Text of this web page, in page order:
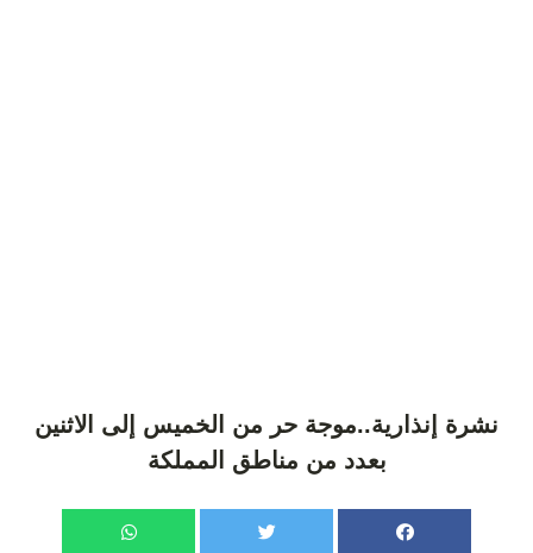
نشرة إنذارية..موجة حر من الخميس إلى الاثنين
بعدد من مناطق المملكة